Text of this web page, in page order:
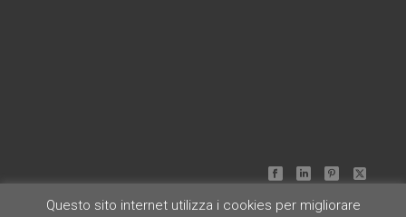
Questo sito internet utilizza i cookies per migliorare